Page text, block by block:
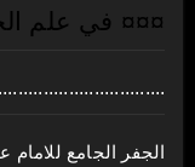
¤¤¤ في علم
الجفر الجامع